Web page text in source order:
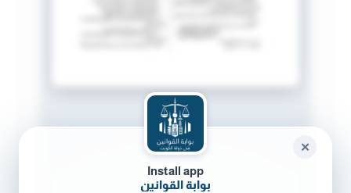
Install app
بوابة القوانين
✕